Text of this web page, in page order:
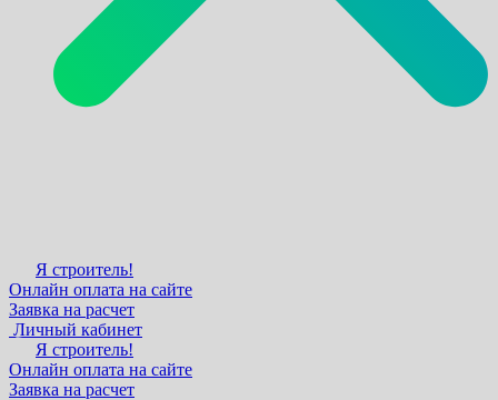
Я строитель!
Онлайн оплата на сайте
Заявка на расчет
Личный кабинет
Я строитель!
Онлайн оплата на сайте
Заявка на расчет